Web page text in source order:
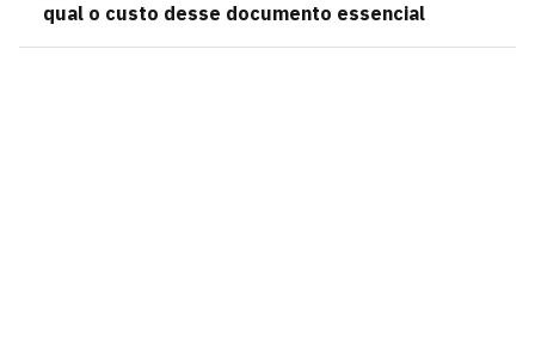
qual o custo desse documento essencial